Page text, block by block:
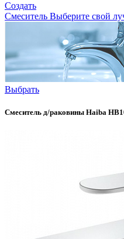
Создать
Смеситель Выберите свой
Выбрать
Смеситель д/раковины Haiba